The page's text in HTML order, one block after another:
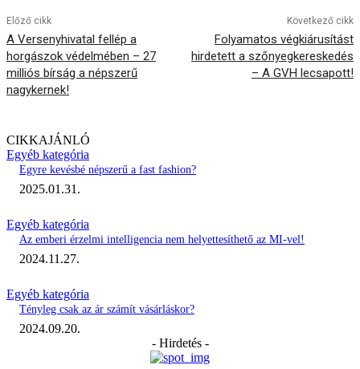
Előző cikk
A Versenyhivatal fellép a
horgászok védelmében – 27
milliós bírság a népszerű
nagykernek!
Következő cikk
Folyamatos végkiárusítást
hirdetett a szőnyegkereskedés
– A GVH lecsapott!
CIKKAJÁNLÓ
Egyéb kategória
Egyre kevésbé népszerű a fast fashion?
2025.01.31.
Egyéb kategória
Az emberi érzelmi intelligencia nem helyettesíthető az MI-vel!
2024.11.27.
Egyéb kategória
Tényleg csak az ár számít vásárláskor?
2024.09.20.
- Hirdetés -